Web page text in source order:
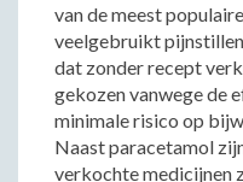
van de meest
veelgebruikt
dat zonder recept
gekozen vanwege de
minimale risico op
Naast paracetamol
verkochte medicijnen